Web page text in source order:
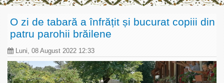
O zi de tabară a înfrățit și bucurat copiii din
patru parohii brăilene
Luni, 08 August 2022 12:33